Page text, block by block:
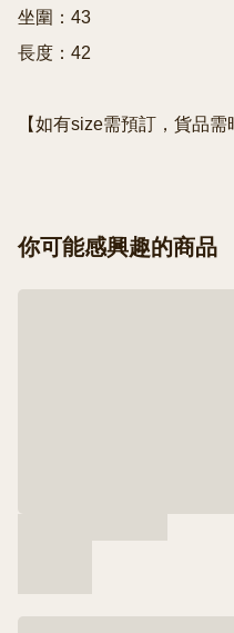
坐圍：43
長度：42
你可能感興趣的商品